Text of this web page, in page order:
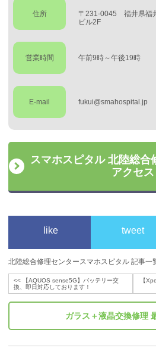
住所
〒231-0045 福井県福
ビル2F
営業時間 午前9時～午後19時
E-mail fukui@smahospital.jp
スマホスピタル 北陸総合
アクセス
like tweet
北陸総合修理センタースマホスピタル 記事一
<<
【AQUOS sense5G】バッテリー交
換、即日対応しております！
【
ガラス＋液晶交換修理